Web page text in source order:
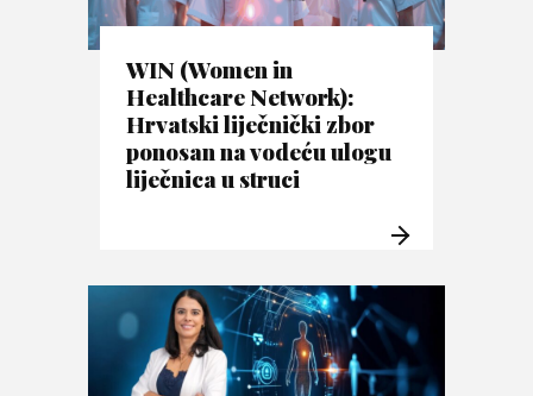
WIN (Women in
Healthcare Network):
Hrvatski liječnički zbor
ponosan na vodeću ulogu
liječnica u struci